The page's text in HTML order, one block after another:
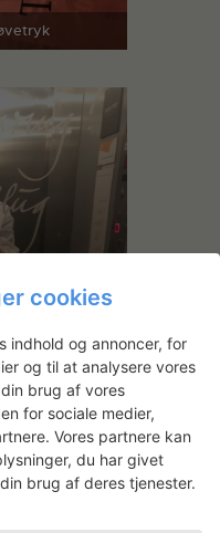
til print
cookies
indhold og annoncer, for
og til at analysere vores
brug af vores
for sociale medier,
Vores partnere kan
du har givet
brug af deres tjenester.